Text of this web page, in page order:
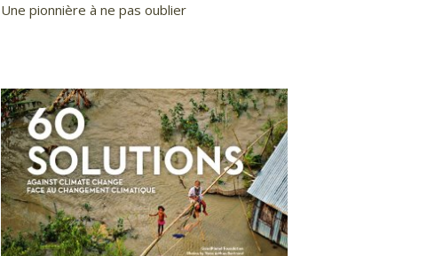
Une pionnière à ne pas oublier